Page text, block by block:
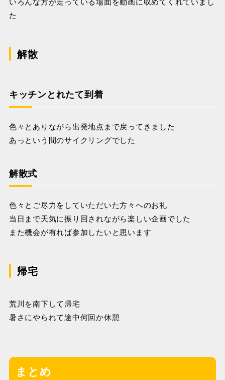
た
解散
キッチンとれたて到着
色々とありながら出発地点まで戻ってきました
あっという間のサイクリングでした
解散式
色々とご尽力をしていただいた方々へのお礼
当日まで天気に振り回されながら楽しい企画でした
また機会が有れば参加したいと思います
帰宅
荒川を南下して帰宅
暑さにやられて途中何回か休憩
まとめ